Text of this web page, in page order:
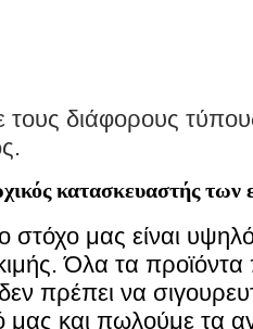
διάφορους
κατασκευαστής των
στόχο μας είναι
Όλα τα
πρέπει να
μας και πωλούμε τα